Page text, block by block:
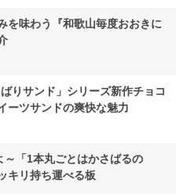
を味わう『和歌山毎度おおきに
りサンド」シリーズ新作チョコ
ーツサンドの爽快な魅力
～「1本丸ごとはかさばるの
キリ持ち運べる板